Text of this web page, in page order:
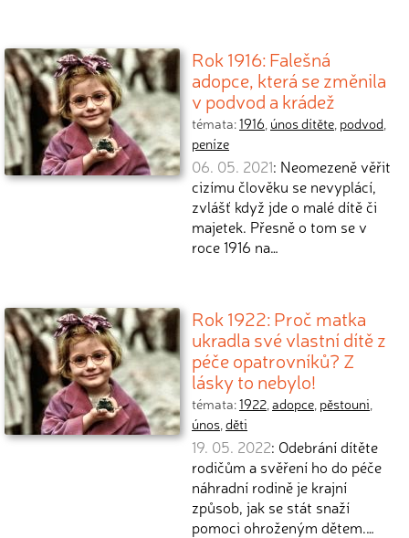
Rok 1916: Falešná
adopce, která se změnila
v podvod a krádež
témata:1916, únos dítěte, podvod,
peníze
06. 05. 2021: Neomezeně věřit
cizímu člověku se nevyplácí,
zvlášť když jde o malé dítě či
majetek. Přesně o tom se v
roce 1916 na…
Rok 1922: Proč matka
ukradla své vlastní dítě z
péče opatrovníků? Z
lásky to nebylo!
témata:1922,adopce, pěstouni,
únos,děti
19. 05. 2022: Odebrání dítěte
rodičům a svěření ho do péče
náhradní rodině je krajní
způsob, jak se stát snaží
pomoci ohroženým dětem.…